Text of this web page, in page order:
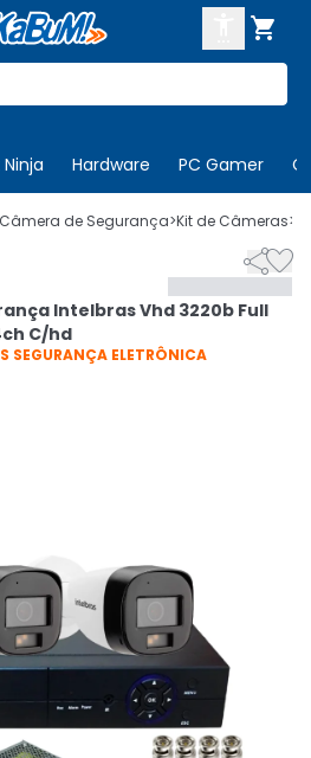

Hardware PC Gamer
conta
SE
Câmera de Segurança>Kit de Câmeras>

Intelbras Vhd 3220b Full
C/hd
SEGURANÇA ELETRÔNICA